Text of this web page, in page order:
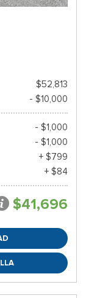
$52,813
- $10,000
- $1,000
- $1,000
+ $799
+ $84
$41,696